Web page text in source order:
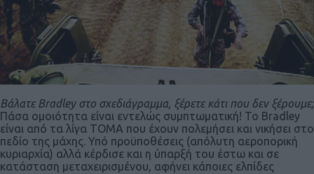
Βάλατε Bradley στο σχεδιάγραμμα, ξέρετε κάτι που δεν ξέρουμε;
Πάσα ομοιότητα είναι εντελώς συμπτωματική! Το Bradley
είναι από τα λίγα ΤΟΜΑ που έχουν πολεμήσει και νικήσει στο
πεδίο της μάχης. Υπό προϋποθέσεις (απόλυτη αεροπορική
κυριαρχία) αλλά κέρδισε και η ύπαρξή του έστω και σε
κατάσταση μεταχειρισμένου, αφήνει κάποιες ελπίδες